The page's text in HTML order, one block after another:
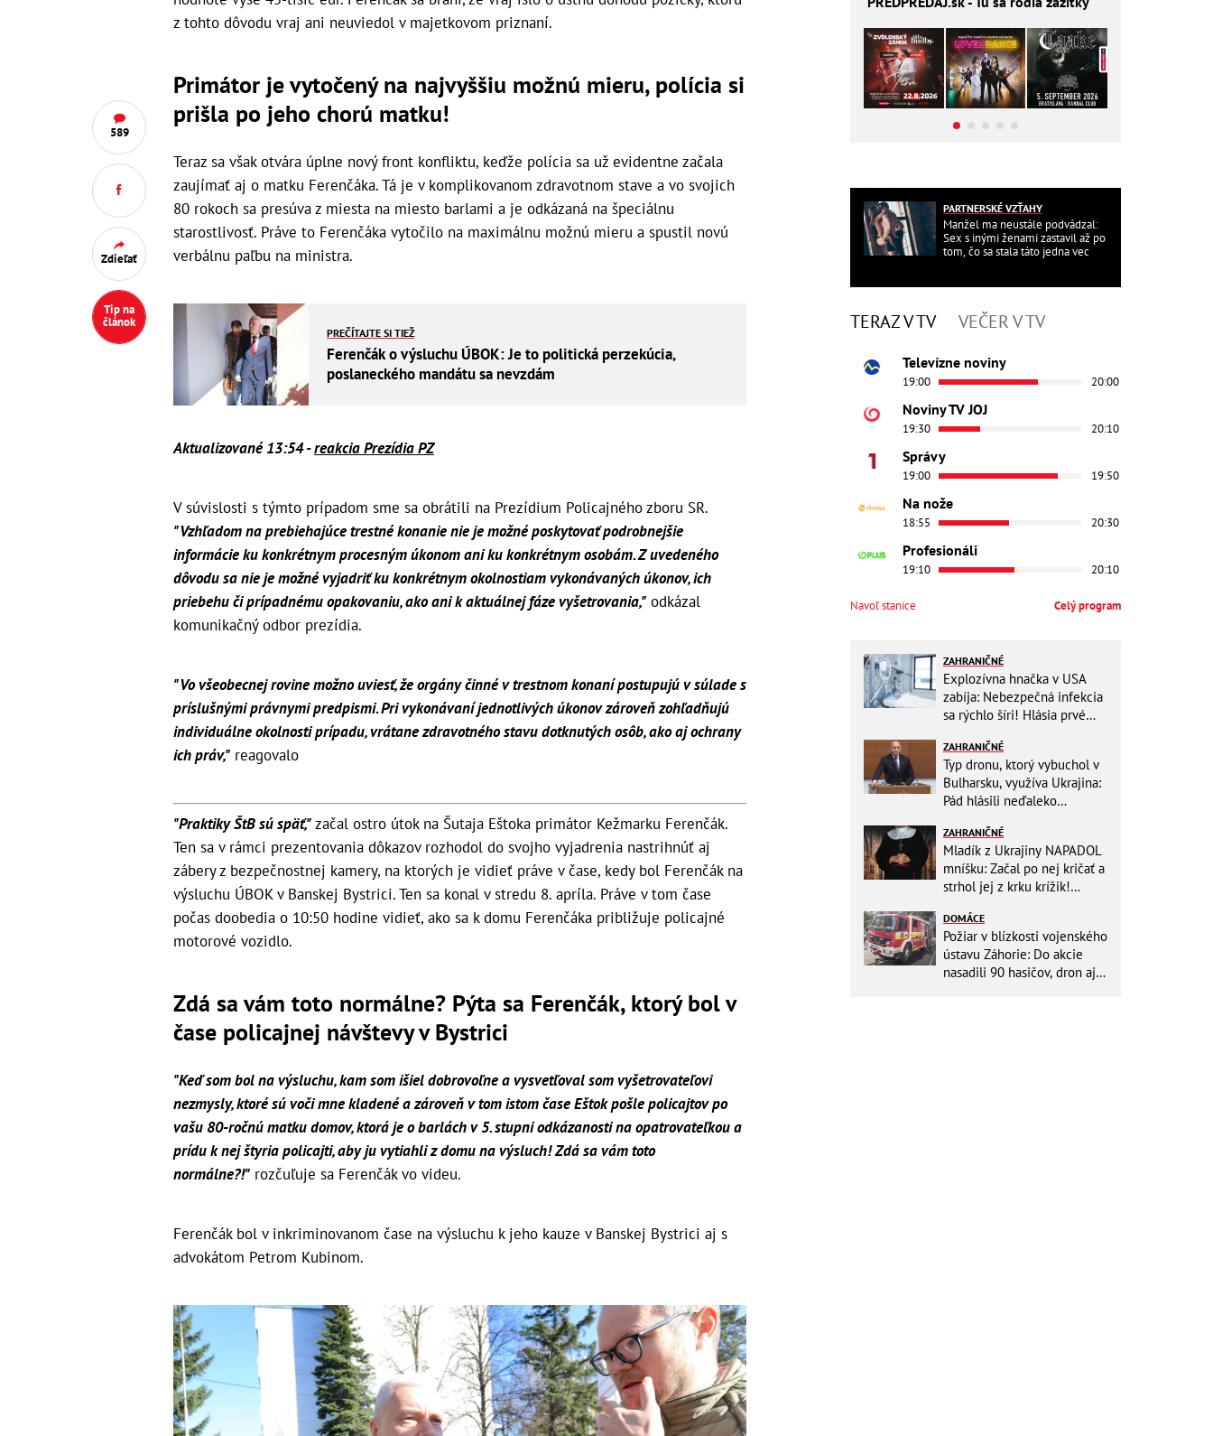
589
Zdieľať
Tip na
článok
z tohto dôvodu vraj ani neuviedol v majetkovom priznaní.
Primátor je vytočený na najvyššiu možnú mieru, polícia si
prišla po jeho chorú matku!
Teraz sa však otvára úplne nový front konfliktu, keďže polícia sa už evidentne začala
zaujímať aj o matku Ferenčáka. Tá je v komplikovanom zdravotnom stave a vo svojich
80 rokoch sa presúva z miesta na miesto barlami a je odkázaná na špeciálnu
starostlivosť. Práve to Ferenčáka vytočilo na maximálnu možnú mieru a spustil novú
verbálnu paľbu na ministra.
PREČÍTAJTE SI TIEŽ
Ferenčák o výsluchu ÚBOK: Je to politická perzekúcia,
poslaneckého mandátu sa nevzdám
Aktualizované 13:54 -reakcia Prezídia PZ
V súvislosti s týmto prípadom sme sa obrátili na Prezídium Policajného zboru SR.
"Vzhľadom na prebiehajúce trestné konanie nie je možné poskytovať podrobnejšie
informácie ku konkrétnym procesným úkonom ani ku konkrétnym osobám. Z uvedeného
dôvodu sa nie je možné vyjadriť ku konkrétnym okolnostiam vykonávaných úkonov, ich
priebehu či prípadnému opakovaniu, ako ani k aktuálnej fáze vyšetrovania," odkázal
komunikačný odbor prezídia.
"Vo všeobecnej rovine možno uviesť, že orgány činné v trestnom konaní postupujú v súlade s
príslušnými právnymi predpismi. Pri vykonávaní jednotlivých úkonov zároveň zohľadňujú
individuálne okolnosti prípadu, vrátane zdravotného stavu dotknutých osôb, ako aj ochrany
ich práv," reagovalo
"Praktiky ŠtB sú späť,"začal ostro útok na Šutaja Eštoka primátor Kežmarku Ferenčák.
Ten sa v rámci prezentovania dôkazov rozhodol do svojho vyjadrenia nastrihnúť aj
zábery z bezpečnostnej kamery, na ktorých je vidieť práve v čase, kedy bol Ferenčák na
výsluchu ÚBOK v Banskej Bystrici. Ten sa konal v stredu 8. apríla. Práve v tom čase
počas doobedia o 10:50 hodine vidieť, ako sa k domu Ferenčáka približuje policajné
motorové vozidlo.
Zdá sa vám toto normálne? Pýta sa Ferenčák, ktorý bol v
čase policajnej návštevy v Bystrici
"Keď som bol na výsluchu, kam som išiel dobrovoľne a vysvetľoval som vyšetrovateľovi
nezmysly, ktoré sú voči mne kladené a zároveň v tom istom čase Eštok pošle policajtov po
vašu 80-ročnú matku domov, ktorá je o barlách v 5. stupni odkázanosti na opatrovateľkou a
prídu k nej štyria policajti, aby ju vytiahli z domu na výsluch! Zdá sa vám toto
normálne?!" rozčuľuje sa Ferenčák vo videu.
Ferenčák bol v inkriminovanom čase na výsluchu k jeho kauze v Banskej Bystrici aj s
advokátom Petrom Kubinom.
PARTNERSKÉ VZŤAHY
Manžel ma neustále podvádzal:
Sex s inými ženami zastavil až po
tom, čo sa stala táto jedna vec
TERAZ V TV VEČER V TV
Televízne noviny
19:00 20:00
Noviny TV JOJ
19:30 20:10
Správy
19:00 19:50
Na nože
18:55 20:30
Profesionáli
19:10 20:10
Navoľ stanice Celý program
ZAHRANIČNÉ
Explozívna hnačka v USA
zabíja: Nebezpečná infekcia
sa rýchlo šíri! Hlásia prvé
ZAHRANIČNÉ
Typ dronu, ktorý vybuchol v
Bulharsku, využíva Ukrajina:
Pád hlásili neďaleko
ZAHRANIČNÉ
Mladík z Ukrajiny NAPADOL
mníšku: Začal po nej kričať a
strhol jej z krku krížik!
niečo iné
DOMÁCE
Požiar v blízkosti vojenského
ústavu Záhorie: Do akcie
nasadili 90 hasičov, dron aj